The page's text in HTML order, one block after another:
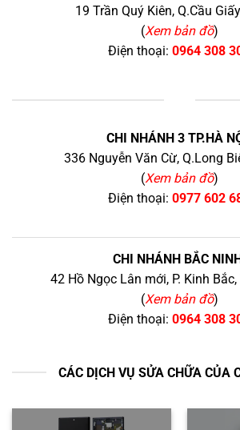
19 Trần Quý Kiên, Q.Cầu
(Xem bản đồ)
Điện thoại: 0964 308
CHI NHÁNH 3 TP.HÀ
336 Nguyễn Văn Cừ, Q.Long
(Xem bản đồ)
Điện thoại: 0977 602
CHI NHÁNH BẮC
42 Hồ Ngọc Lân mới, P. Kinh Bắc,
(Xem bản đồ)
Điện thoại: 0964 308
CÁC DỊCH VỤ SỬA CHỮA CỦA